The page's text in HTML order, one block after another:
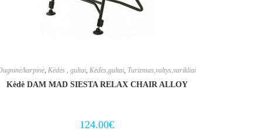
karpinė,Kėdės , gultai,Kėdės,gultai, Turizmas,valtys,varikliai
Kėdė DAM MAD SIESTA RELAX CHAIR ALLOY
124.00€